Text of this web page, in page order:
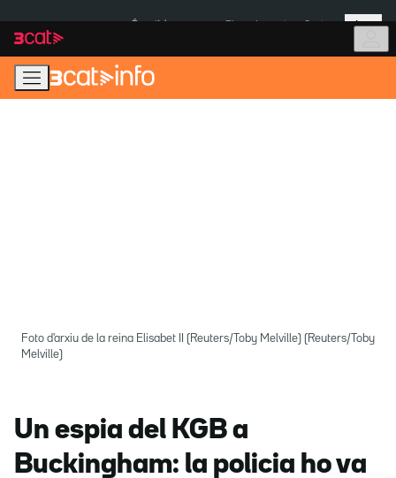
navegació
principal
contingut
Més
Foto d'arxiu de la reina Elisabet II (Reuters/Toby Melville) (Reuters/Toby
Melville)
Un espia del KGB a
Buckingham: la policia ho va